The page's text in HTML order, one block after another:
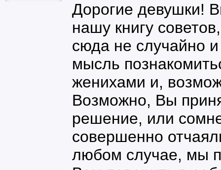
Дорогие девушки!
нашу книгу
сюда не случайно
мысль
женихами и,
Возможно, Вы
решение, или
совершенно
любом случае, мы